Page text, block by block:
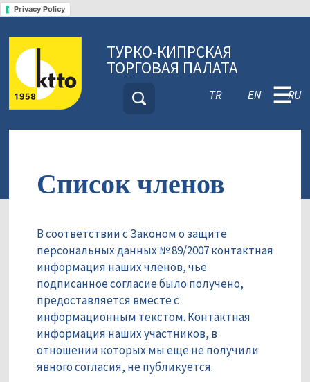
Privacy Policy
ТУРКО-КИПРСКАЯ
ТОРГОВАЯ ПАЛАТА
TR EN RU
☰
Список членов
В соответствии с Законом о защите
персональных данных № 89/2007 контактная
информация наших членов, чье
подписанное согласие было получено,
предоставляется вместе с
информационным текстом. Контактная
информация наших участников, в
отношении которых мы еще не получили
явного согласия, не публикуется.